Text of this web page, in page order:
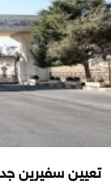
تعيين سفيرين